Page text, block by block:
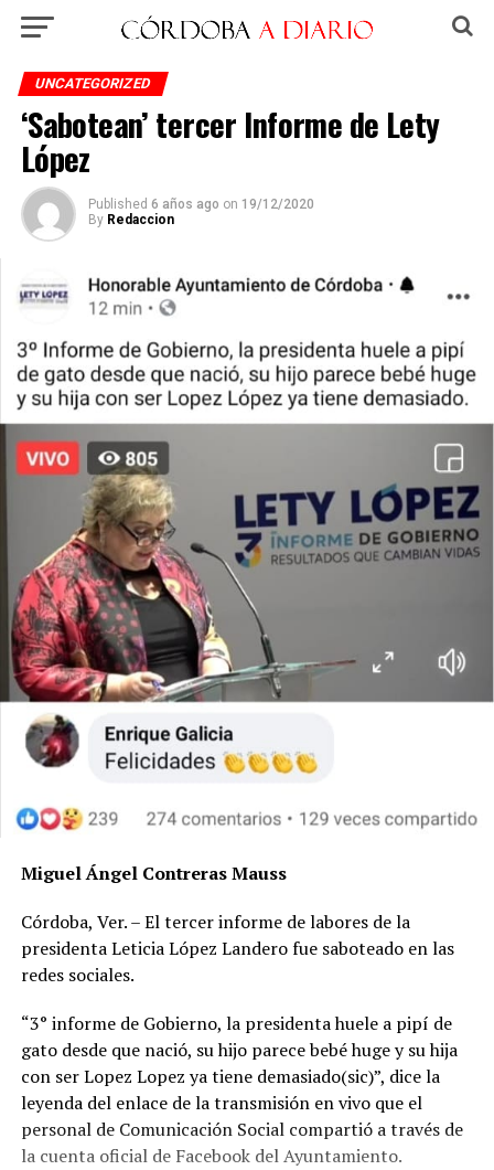
UNCATEGORIZED
‘Sabotean’ tercer Informe de Lety
López
Published 6 años ago on 19/12/2020
By Redaccion
Miguel Ángel Contreras Mauss
Córdoba, Ver. – El tercer informe de labores de la
presidenta Leticia López Landero fue saboteado en las
redes sociales.
“3° informe de Gobierno, la presidenta huele a pipí de
gato desde que nació, su hijo parece bebé huge y su hija
con ser Lopez Lopez ya tiene demasiado(sic)”, dice la
leyenda del enlace de la transmisión en vivo que el
personal de Comunicación Social compartió a través de
la cuenta oficial de Facebook del Ayuntamiento.